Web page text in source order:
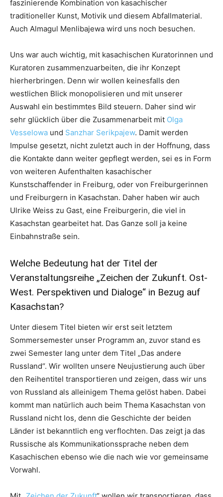
faszinierende Kombination von kasachischer
traditioneller Kunst, Motivik und diesem Abfallmaterial.
Auch Almagul Menlibajewa wird uns noch besuchen.
Uns war auch wichtig, mit kasachischen Kuratorinnen und
Kuratoren zusammenzuarbeiten, die ihr Konzept
hierherbringen. Denn wir wollen keinesfalls den
westlichen Blick monopolisieren und mit unserer
Auswahl ein bestimmtes Bild steuern. Daher sind wir
sehr glücklich über die Zusammenarbeit mit Olga
Vesselowa und Sanzhar Serikpajew. Damit werden
Impulse gesetzt, nicht zuletzt auch in der Hoffnung, dass
die Kontakte dann weiter gepflegt werden, sei es in Form
von weiteren Aufenthalten kasachischer
Kunstschaffender in Freiburg, oder von Freiburgerinnen
und Freiburgern in Kasachstan. Daher haben wir auch
Ulrike Weiss zu Gast, eine Freiburgerin, die viel in
Kasachstan gearbeitet hat. Das Ganze soll ja keine
Einbahnstraße sein.
Welche Bedeutung hat der Titel der
Veranstaltungsreihe „Zeichen der Zukunft. Ost-
West. Perspektiven und Dialoge“ in Bezug auf
Kasachstan?
Unter diesem Titel bieten wir erst seit letztem
Sommersemester unser Programm an, zuvor stand es
zwei Semester lang unter dem Titel „Das andere
Russland“. Wir wollten unsere Neujustierung auch über
den Reihentitel transportieren und zeigen, dass wir uns
von Russland als alleinigem Thema gelöst haben. Dabei
kommt man natürlich auch beim Thema Kasachstan von
Russland nicht los, denn die Geschichte der beiden
Länder ist bekanntlich eng verflochten. Das zeigt ja das
Russische als Kommunikationssprache neben dem
Kasachischen ebenso wie die nach wie vor gemeinsame
Vorwahl.